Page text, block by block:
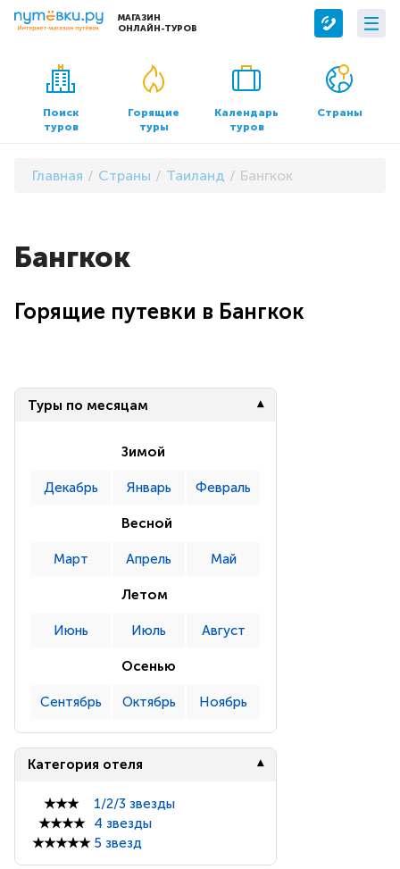
МАГАЗИН
ОНЛАЙН-ТУРОВ
Сервисы
Бронирование отелей
Трансфер
О компании
О нас
Контакты
Документы и реквизиты
Поиск
туров
Горящие
туры
Календарь
туров
Страны
Главная Страны Таиланд Бангкок
Бангкок
Горящие путевки в Бангкок
Туры по месяцам
Зимой
Декабрь Январь Февраль
Весной
Март Апрель Май
Летом
Июнь Июль Август
Осенью
Сентябрь Октябрь Ноябрь
Категория отеля
★★★
1/2/3 звезды
★★★★
4 звезды
★★★★★ 5 звезд